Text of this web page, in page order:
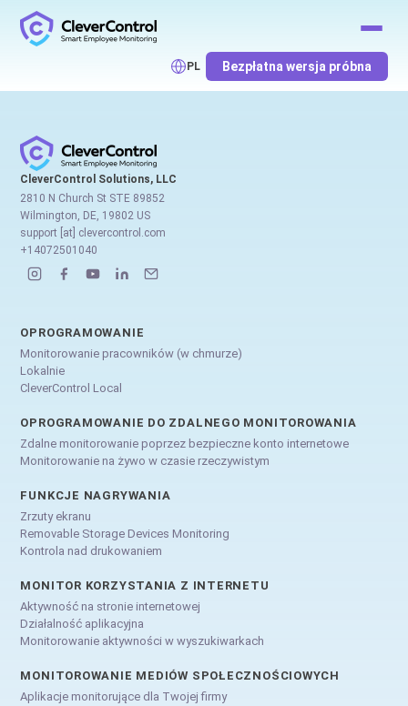
PL Bezpłatna wersja próbna
CleverControl Solutions, LLC
2810 N Church St STE 89852
Wilmington, DE, 19802 US
support [at] clevercontrol.com
+14072501040
OPROGRAMOWANIE
Monitorowanie pracowników (w chmurze)
Lokalnie
CleverControl Local
OPROGRAMOWANIE DO ZDALNEGO MONITOROWANIA
Zdalne monitorowanie poprzez bezpieczne konto internetowe
Monitorowanie na żywo w czasie rzeczywistym
FUNKCJE NAGRYWANIA
Zrzuty ekranu
Removable Storage Devices Monitoring
Kontrola nad drukowaniem
MONITOR KORZYSTANIA Z INTERNETU
Aktywność na stronie internetowej
Działalność aplikacyjna
Monitorowanie aktywności w wyszukiwarkach
MONITOROWANIE MEDIÓW SPOŁECZNOŚCIOWYCH
Aplikacje monitorujące dla Twojej firmy